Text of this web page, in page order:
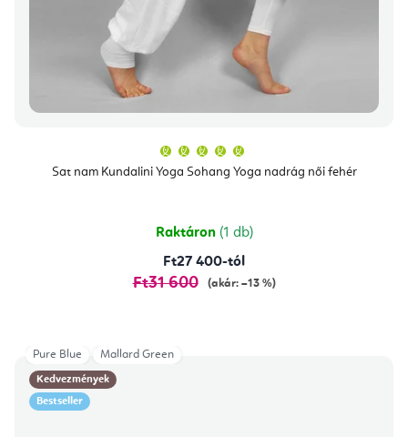
Sat nam Kundalini Yoga Sohang Yoga nadrág női fehér
átlagos
értékelése
csillag.
Raktáron (1 db)
Ft27 400-tól
Ft31 600 (akár: –13 %)
Kedvezmények
Bestseller
Pure Blue Mallard Green